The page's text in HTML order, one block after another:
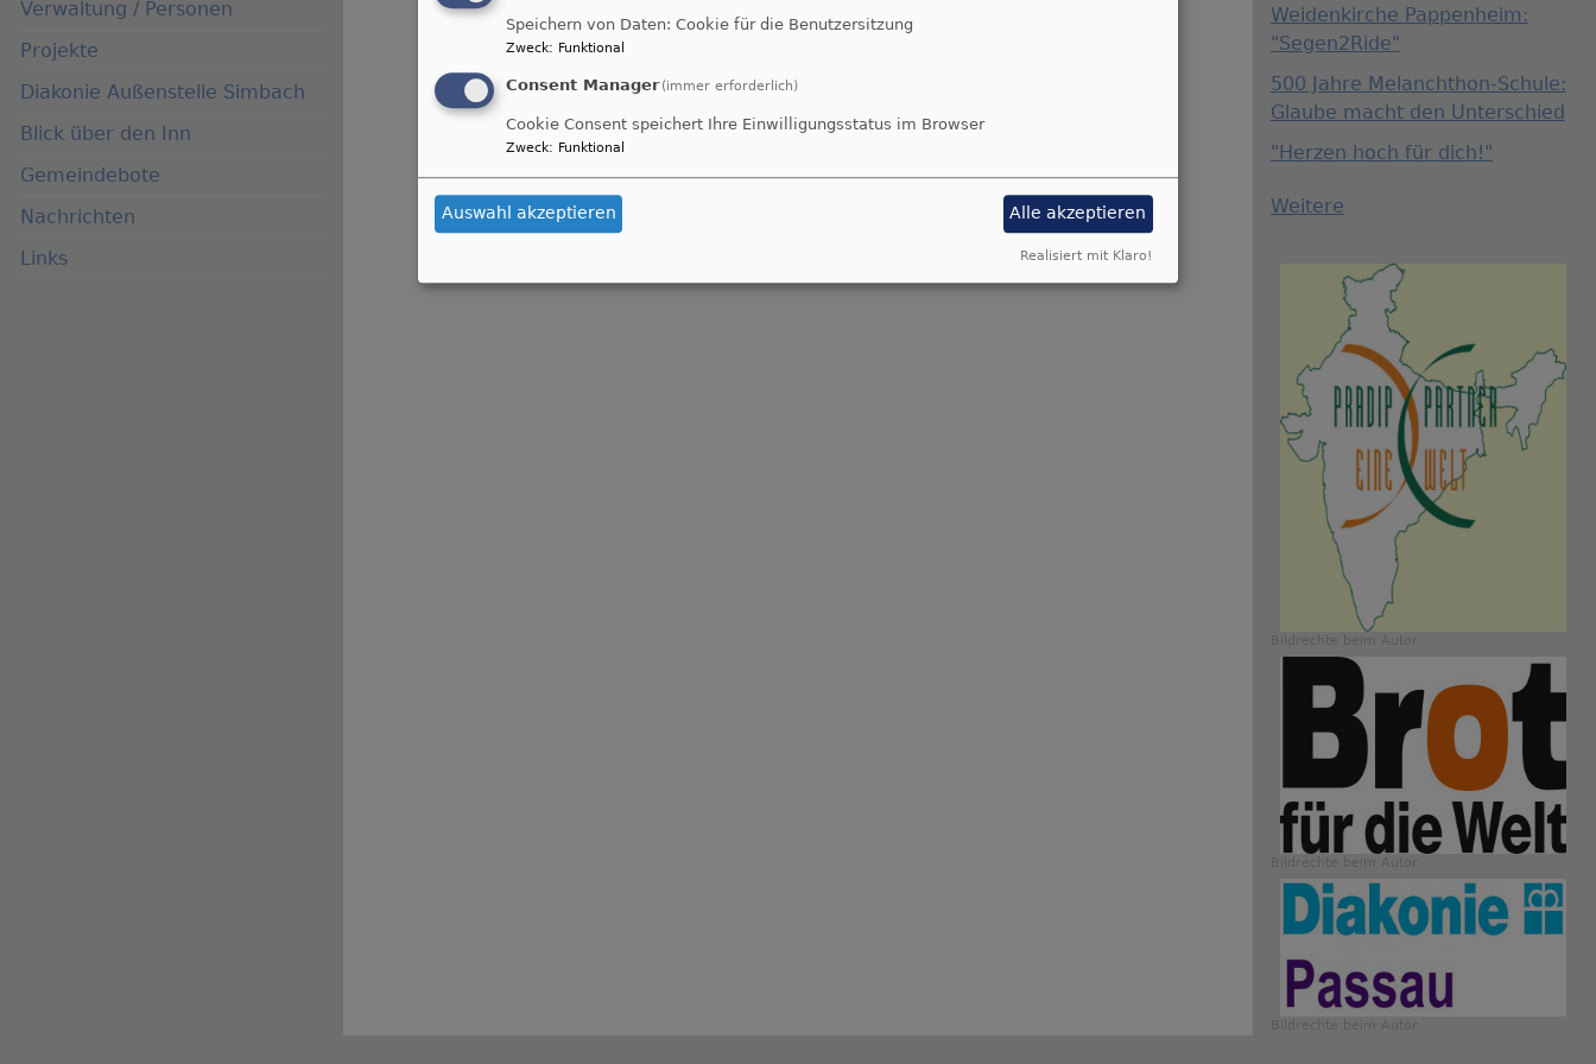
Verwaltung / Personen
Projekte
Diakonie Außenstelle Simbach
Blick über den Inn
Gemeindebote
Nachrichten
Links
Weidenkirche Pappenheim:
"Segen2Ride"
500 Jahre Melanchthon-Schule:
Glaube macht den Unterschied
"Herzen hoch für dich!"
Weitere
Speichern von Daten: Cookie für die Benutzersitzung
Zweck: Funktional
Consent Manager (immer erforderlich)
Cookie Consent speichert Ihre Einwilligungsstatus im Browser
Zweck: Funktional
Auswahl akzeptieren Alle akzeptieren
Realisiert mit Klaro!